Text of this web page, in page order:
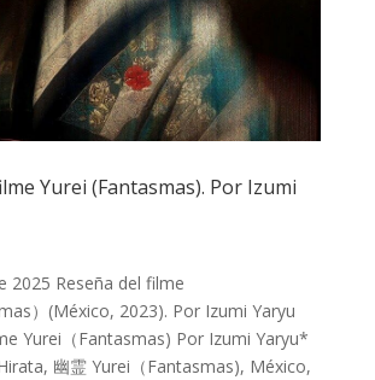
Yurei (Fantasmas). Por Izumi
2025 Reseña del filme
）(México, 2023). Por Izumi Yaryu
Yurei（Fantasmas) Por Izumi Yaryu*
幽霊 Yurei（Fantasmas), México,